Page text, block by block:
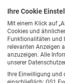
GS1
Ihre Cookie
Mit einem Klick auf
Cookies und
Funktionalitäten und
relevanten Anzeigen
anzuzeigen. Alle
unserer
Ihre Einwilligung und